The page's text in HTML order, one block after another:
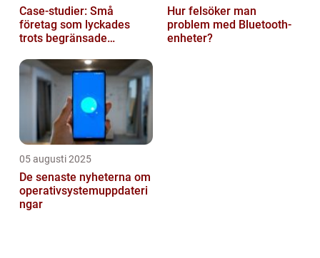
Case-studier: Små
företag som lyckades
trots begränsade
Hur felsöker man
problem med Bluetooth-
enheter?
05 augusti 2025
De senaste nyheterna om
operativsystemuppdateri
ngar